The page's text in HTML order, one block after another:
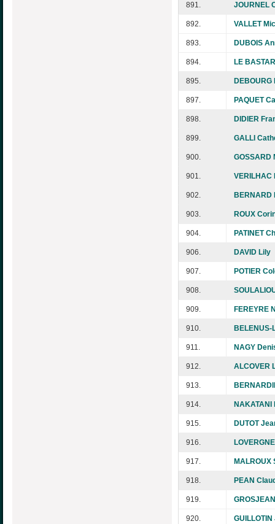
891. JOURNEL
892. VALLET
893. DUBOIS
894. LE
895. DEBOURG
897. PAQUET
898. DIDIER
899. GALLI
900. GOSSARD
901. VERILHAC
902. BERNARD
903. ROUX
904. PATINET
906. DAVID Lily
907. POTIER
908.
909. FEREYRE
910. BELENUS-
911. NAGY
912. ALCOVER
913.
914. NAKATANI
915. DUTOT
916.
917. MALROUX
918. PEAN
919.
920.